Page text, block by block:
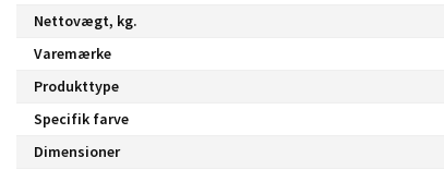
Nettovægt, kg.
Varemærke
Produkttype
Specifik farve
Dimensioner